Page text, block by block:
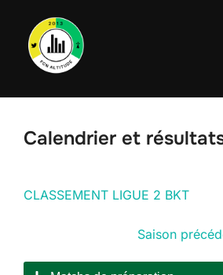
contenu
Calendrier et
CLASSEMENT LIGUE 2 BKT
Saison